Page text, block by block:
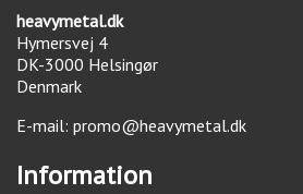
heavymetal.dk
Hymersvej 4
DK-3000 Helsingør
Denmark
E-mail: promo@heavymetal.dk
Information